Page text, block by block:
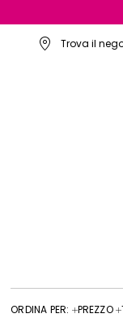
Trova il
ORDINA PER: PREZZO